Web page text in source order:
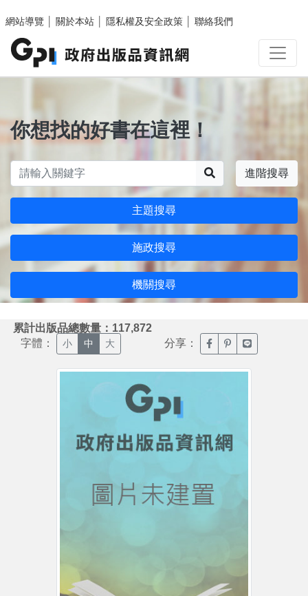
網站導覽
關於本站 隱私權及安全政策 聯絡我們
你想找的好書在這裡！
進階搜尋
主題搜尋
施政搜尋
機關搜尋
累計出版品總數量：117,872
字體： 小 中 大 分享： 臉書分享(另開新視窗)
噗浪分享(另開新
Line分享(另